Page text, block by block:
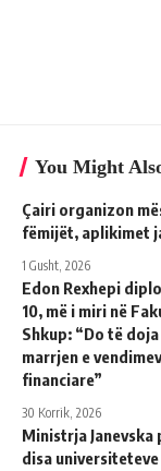
You Might
Çairi organizon
fëmijët, aplikimet
1 Gusht, 2026
Edon Rexhepi
10, më i miri në
Shkup: “Do të
marrjen e
financiare”
30 Korrik, 2026
Ministrja
disa